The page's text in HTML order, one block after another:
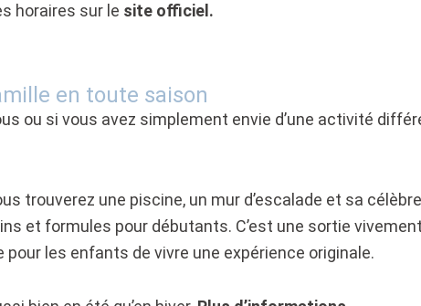
horaires sur le site officiel.
en toute saison
ou si vous avez simplement envie d’une activité
trouverez une piscine, un mur d’escalade et sa
et formules pour débutants. C’est une sortie
les enfants de vivre une expérience originale.